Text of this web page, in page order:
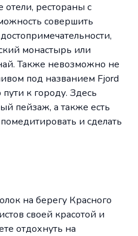
отели, рестораны с
совершить
монастырь или
Также невозможно не
под названием Fjord
к городу. Здесь
пейзаж, а также есть
и сделать
на берегу Красного
своей красотой и
отдохнуть на